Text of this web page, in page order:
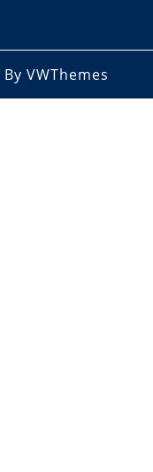
By VWThemes